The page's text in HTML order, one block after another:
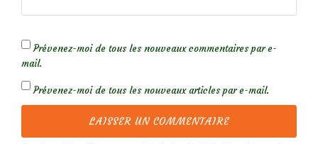
Prévenez-moi de tous les nouveaux commentaires par e-
mail.
Prévenez-moi de tous les nouveaux articles par e-mail.